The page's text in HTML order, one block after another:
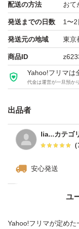
配送の方法 おて
発送までの日数 1〜2
発送元の地域 東京
商品ID
Yahoo!フリマは
代金は運営が一旦預か
出品者
lia...カテゴ
（
安心発送
ユ
Yahoo!フリマが定め
価格の相談